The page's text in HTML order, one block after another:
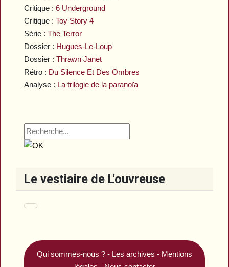
Critique :6 Underground
Critique :Toy Story 4
Série :The Terror
Dossier : Hugues-Le-Loup
Dossier :Thrawn Janet
Rétro : Du Silence Et Des Ombres
Analyse : La trilogie de la paranoïa
Le vestiaire de L'ouvreuse
Qui sommes-nous ? - Les archives - Mentions